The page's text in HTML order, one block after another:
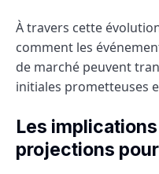
À travers cette
comment les
de marché peuvent
initiales prometteuses
Les
projections